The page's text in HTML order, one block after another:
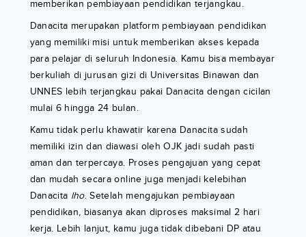
memberikan pembiayaan pendidikan terjangkau.
Danacita merupakan platform pembiayaan pendidikan
yang memiliki misi untuk memberikan akses kepada
para pelajar di seluruh Indonesia. Kamu bisa membayar
berkuliah di jurusan gizi di Universitas Binawan dan
UNNES lebih terjangkau pakai Danacita dengan cicilan
mulai 6 hingga 24 bulan.
Kamu tidak perlu khawatir karena Danacita sudah
memiliki izin dan diawasi oleh OJK jadi sudah pasti
aman dan terpercaya. Proses pengajuan yang cepat
dan mudah secara online juga menjadi kelebihan
Danacita lho. Setelah mengajukan pembiayaan
pendidikan, biasanya akan diproses maksimal 2 hari
kerja. Lebih lanjut, kamu juga tidak dibebani DP atau